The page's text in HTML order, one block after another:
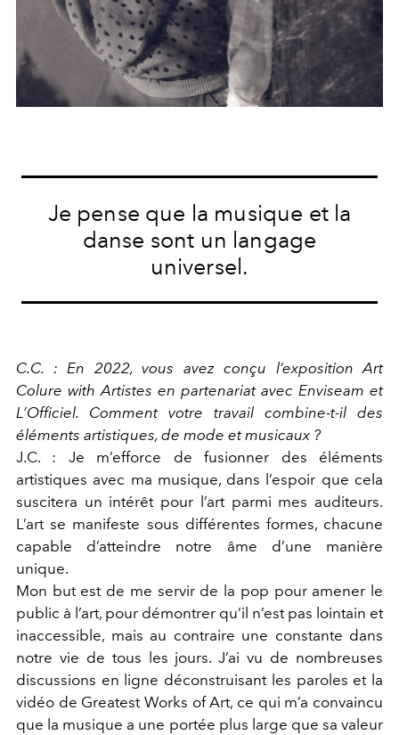
Je pense que la musique et la
danse sont un langage
universel.
C.C. : En 2022, vous avez conçu l’exposition Art
Colure with Artistes en partenariat avec Enviseam et
L’Officiel. Comment votre travail combine-t-il des
éléments artistiques, de mode et musicaux ?
J.C. : Je m’efforce de fusionner des éléments
artistiques avec ma musique, dans l’espoir que cela
suscitera un intérêt pour l’art parmi mes auditeurs.
L’art se manifeste sous différentes formes, chacune
capable d’atteindre notre âme d’une manière
unique.
Mon but est de me servir de la pop pour amener le
public à l’art, pour démontrer qu’il n’est pas lointain et
inaccessible, mais au contraire une constante dans
notre vie de tous les jours. J’ai vu de nombreuses
discussions en ligne déconstruisant les paroles et la
vidéo de Greatest Works of Art, ce qui m’a convaincu
que la musique a une portée plus large que sa valeur